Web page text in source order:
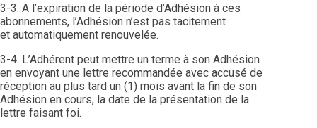
3-3. A l’expiration de la période d’Adhésion à ces
abonnements, l’Adhésion n’est pas tacitement
et automatiquement renouvelée.
3-4. L’Adhérent peut mettre un terme à son Adhésion
en envoyant une lettre recommandée avec accusé de
réception au plus tard un (1) mois avant la fin de son
Adhésion en cours, la date de la présentation de la
lettre faisant foi.